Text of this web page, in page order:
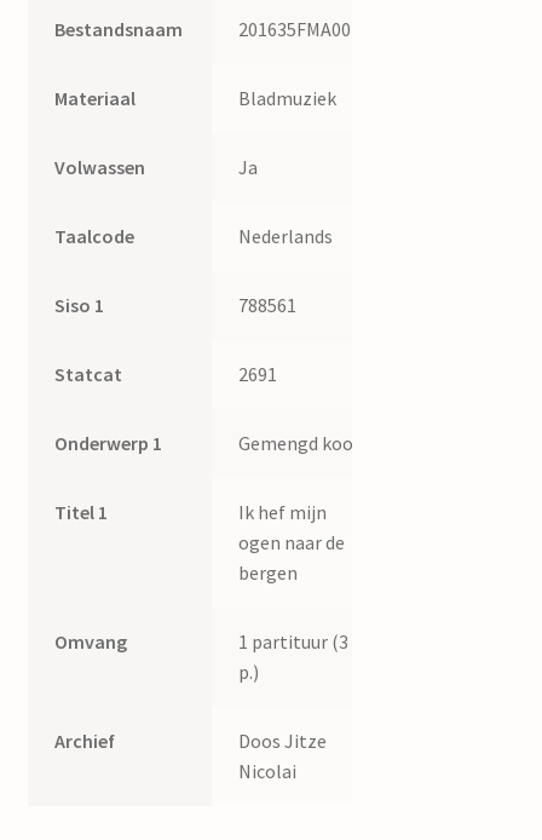
Jitze
quantity
Bestandsnaam 201635FMA001
Materiaal Bladmuziek
Volwassen Ja
Taalcode Nederlands
Siso 1 788561
Statcat 2691
Onderwerp 1 Gemengd koor
Titel 1
Ik hef mijn
ogen naar de
bergen
Omvang
1 partituur (3
p.)
Archief
Doos Jitze
Nicolai